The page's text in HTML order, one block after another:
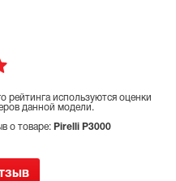
рейтинга используются оценки
данной модели.
о товаре: Pirelli P3000